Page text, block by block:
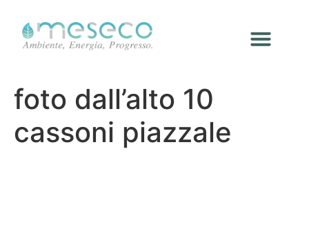
foto dall’alto 10
cassoni piazzale